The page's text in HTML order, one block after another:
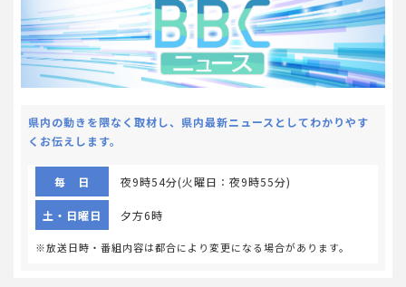
県内の動きを隈なく取材し、県内最新ニュースとしてわかりやす
くお伝えします。
毎 日 夜9時54分(火曜日：夜9時55分)
土・日曜日 夕方6時
※放送日時・番組内容は都合により変更になる場合があります。